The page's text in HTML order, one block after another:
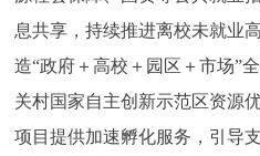
息共享，持续推进离校未就业
造“政府＋高校＋园区＋市场”
关村国家自主创新示范区资源
项目提供加速孵化服务，引导